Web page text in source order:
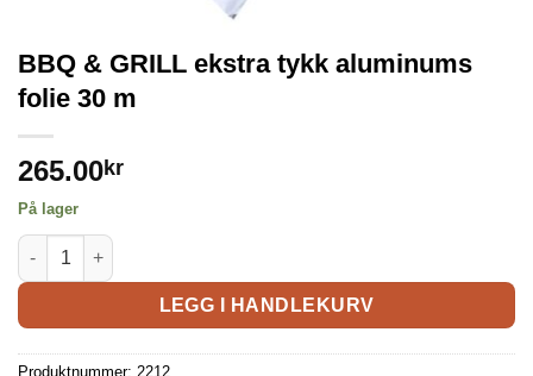
BBQ & GRILL ekstra tykk aluminums
folie 30 m
265.00kr
På lager
LEGG I HANDLEKURV
Produktnummer: 2212